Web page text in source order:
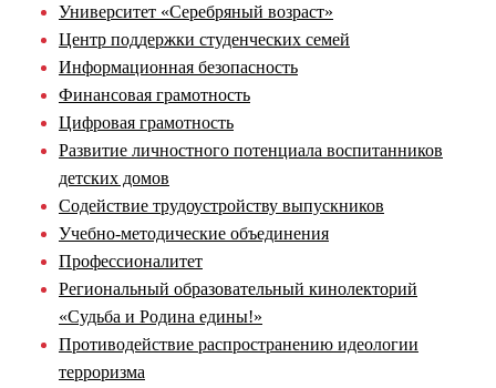
Университет «Серебряный возраст»
Центр поддержки студенческих семей
Информационная безопасность
Финансовая грамотность
Цифровая грамотность
Развитие личностного потенциала воспитанников
детских домов
Содействие трудоустройству выпускников
Учебно-методические объединения
Профессионалитет
Региональный образовательный кинолекторий
«Судьба и Родина едины!»
Противодействие распространению идеологии
терроризма